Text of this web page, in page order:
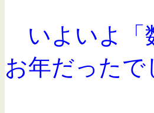
いよいよ「
お年だったで